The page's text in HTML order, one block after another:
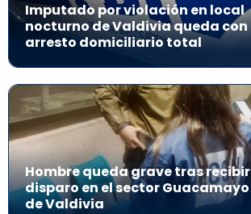
Imputado por violación en local
nocturno de Valdivia queda con
arresto domiciliario total
Hombre queda grave tras recibir
disparo en el sector Guacamayo
de Valdivia